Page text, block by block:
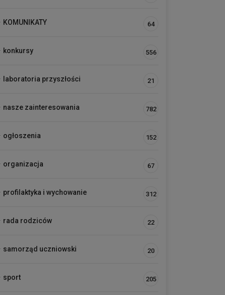
KOMUNIKATY 64
konkursy 556
laboratoria przyszłości 21
nasze zainteresowania 782
ogłoszenia 152
organizacja 67
profilaktyka i wychowanie 312
rada rodziców 22
samorząd uczniowski 20
sport 205